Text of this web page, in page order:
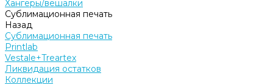
Хангеры/вешалки
Сублимационная печать
Назад
Сублимационная печать
Printlab
Vestale+Treartex
Ликвидация остатков
Коллекции